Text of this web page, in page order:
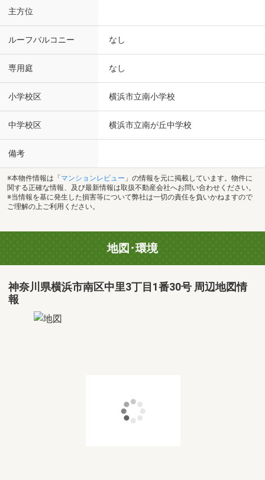
主方位
ルーフバルコニー なし
専用庭 なし
小学校区 横浜市立南小学校
中学校区 横浜市立南が丘中学校
備考
※本物件情報は「 マンションレビュー 」の情報を元に掲載しています。物件に
関する正確な情報、及び最新情報は取扱不動産会社へお問い合わせください。
※当情報を基に発生した損害等について弊社は一切の責任を負いかねますので
ご理解の上ご利用ください。
地図･環境
神奈川県横浜市南区中里3丁目1番30号 周辺地図情
報